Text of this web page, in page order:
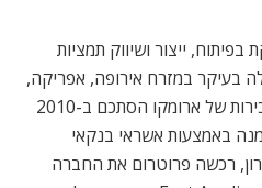
ייצור ושיווק תמציות
בעיקר במזרח אירופה, אפריקה,
אסיה ובשוק האנגלי. מחזור המכירות של ארומקו הסתכם ב-2010
מומנה באמצעות אשראי בנקאי
רכשה פרוטרום את החברה